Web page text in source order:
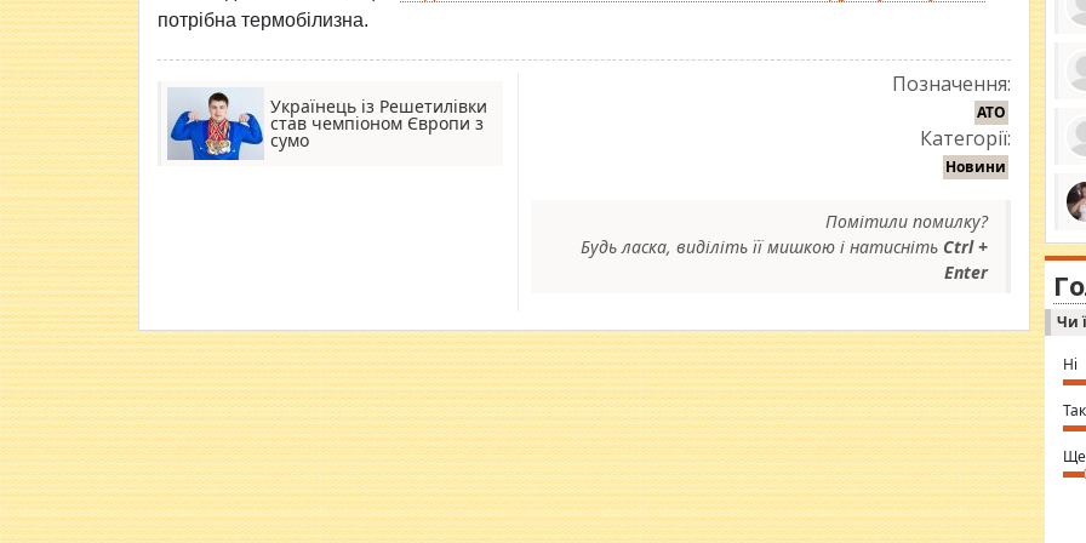
потрібна термобілизна.
Українець із Решетилівки
став чемпіоном Європи з
сумо
Позначення:
АТО
Категорії:
Новини
Помітили помилку?
Будь ласка, виділіть її мишкою і натисніть Ctrl +
Enter
за
ми
in
⇒
Чи
Ні
Так
Ще